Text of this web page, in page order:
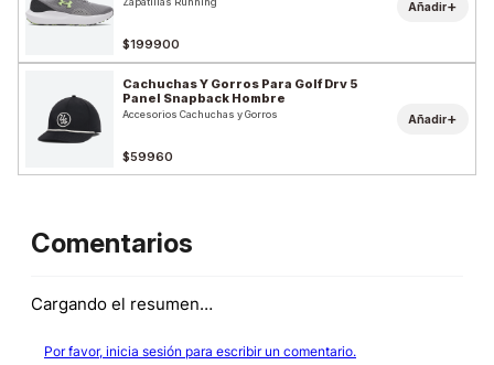
$199900
Añadir+
Cachuchas Y Gorros Para Golf Drv 5
Panel Snapback Hombre
Accesorios Cachuchas y Gorros
$59960
Añadir+
Comentarios
Cargando el resumen…
Por favor, inicia sesión para escribir un comentario.